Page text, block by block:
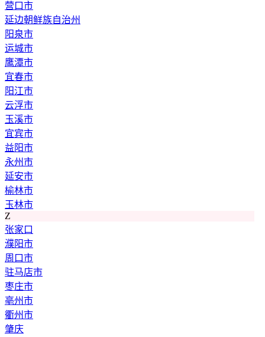
营口市
延边朝鲜族自治州
阳泉市
运城市
鹰潭市
宜春市
阳江市
云浮市
玉溪市
宜宾市
益阳市
永州市
延安市
榆林市
玉林市
Z
张家口
濮阳市
周口市
驻马店市
枣庄市
亳州市
衢州市
肇庆